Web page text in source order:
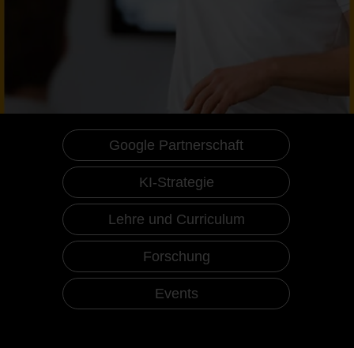
Google Partnerschaft
KI-Strategie
Lehre und Curriculum
Forschung
Events